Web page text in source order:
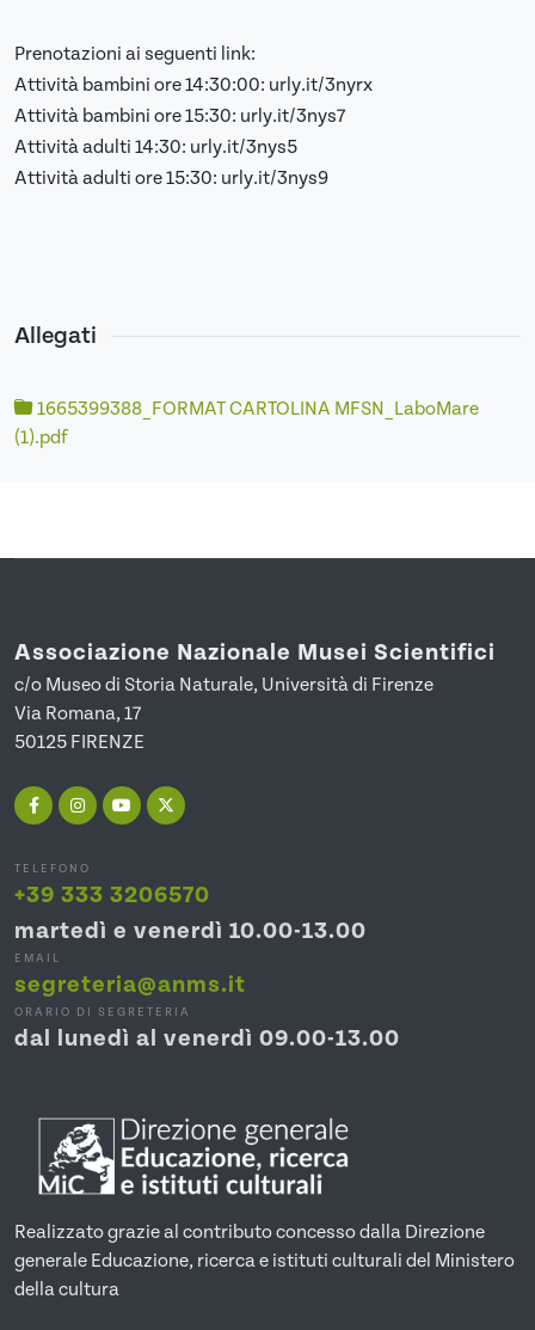
Prenotazioni ai seguenti link:
Attività bambini ore 14:30:00: urly.it/3nyrx
Attività bambini ore 15:30: urly.it/3nys7
Attività adulti 14:30: urly.it/3nys5
Attività adulti ore 15:30: urly.it/3nys9
Allegati
1665399388_FORMAT CARTOLINA MFSN_LaboMare
(1).pdf
Associazione Nazionale Musei Scientifici
c/o Museo di Storia Naturale, Università di Firenze
Via Romana, 17
50125 FIRENZE
TELEFONO
+39 333 3206570
martedì e venerdì 10.00-13.00
EMAIL
segreteria@anms.it
ORARIO DI SEGRETERIA
dal lunedì al venerdì 09.00-13.00
Realizzato grazie al contributo concesso dalla Direzione
generale Educazione, ricerca e istituti culturali del Ministero
della cultura